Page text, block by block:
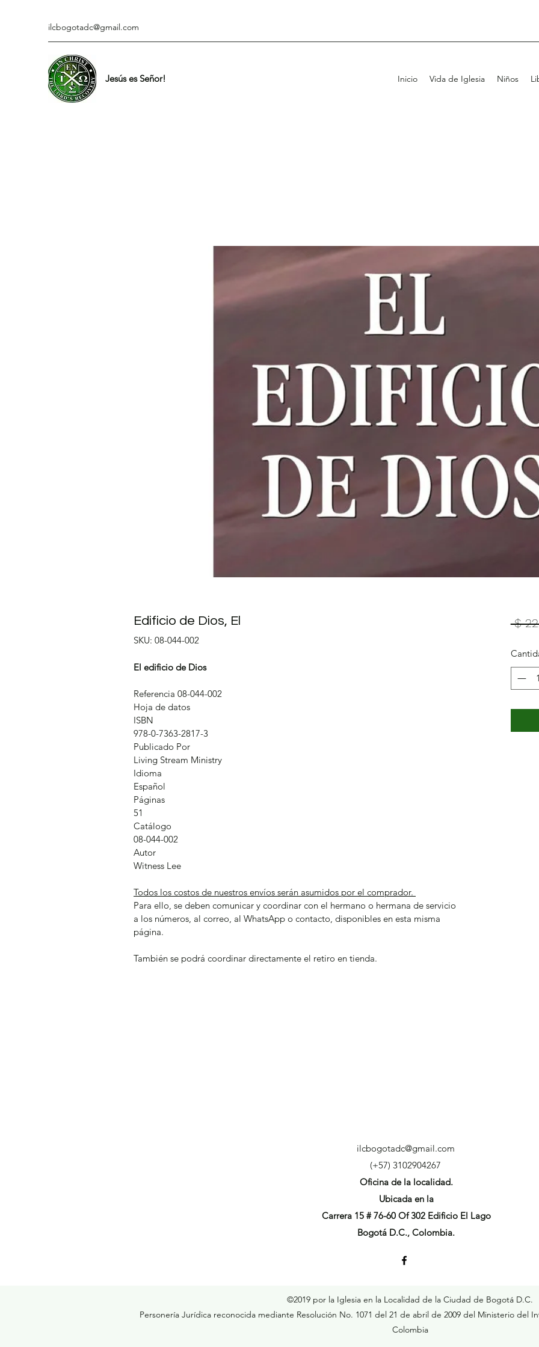
ilcbogotadc@gmail.com
Jesús es Señor! Inicio Vida de Iglesia Niños
Edificio de Dios, El
SKU: 08-044-002
El edificio de Dios
Referencia 08-044-002
Hoja de datos
ISBN
978-0-7363-2817-3
Publicado Por
Living Stream Ministry
Idioma
Español
Páginas
51
Catálogo
08-044-002
Autor
Witness Lee
Todos los costos de nuestros envíos serán asumidos por el comprador.
Para ello, se deben comunicar y coordinar con el hermano o hermana de servicio
a los números, al correo, al WhatsApp o contacto, disponibles en esta misma
página.
También se podrá coordinar directamente el retiro en tienda.
$
ilcbogotadc@gmail.com
(+57) 3102904267
Oficina de la localidad.
Ubicada en la
Carrera 15 # 76-60 Of 302 Edificio El Lago
Bogotá D.C., Colombia.
©2019 por la Iglesia en la Localidad de la Ciudad de Bogotá D.C.
Personería Jurídica reconocida mediante Resolución No. 1071 del 21 de abril de 2009 del Ministerio del
Colombia